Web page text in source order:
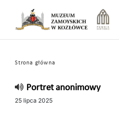
Strona główna
Portret anonimowy
25 lipca 2025